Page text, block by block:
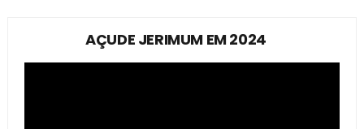
AÇUDE JERIMUM EM 2024